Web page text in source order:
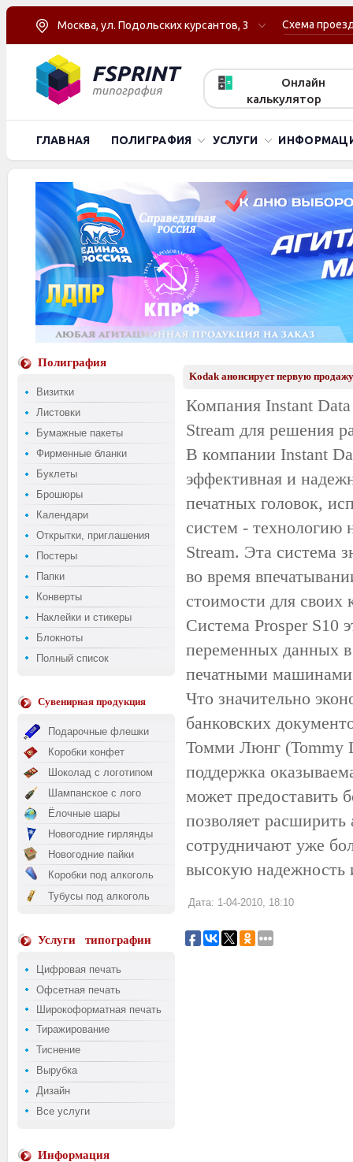
Москва, ул. Подольских курсантов, 3 Схема
Онлайн
калькулятор
ГЛАВНАЯ ПОЛИГРАФИЯ УСЛУГИ
Полиграфия
Визитки
Листовки
Бумажные пакеты
Фирменные бланки
Буклеты
Брошюры
Календари
Открытки, приглашения
Постеры
Папки
Конверты
Наклейки и стикеры
Блокноты
Полный список
Сувенирная продукция
Подарочные флешки
Коробки конфет
Шоколад с логотипом
Шампанское с лого
Ёлочные шары
Новогодние гирлянды
Новогодние пайки
Коробки под алкоголь
Тубусы под алкоголь
Услуги типографии
Цифровая печать
Офсетная печать
Широкоформатная печать
Тиражирование
Тиснение
Вырубка
Дизайн
Все услуги
Информация
Kodak анонсирует первую
Компания Instant
Stream для решения
В компании Instant
эффективная и
печатных головок,
систем - технологию
Stream. Эта система
во время
стоимости для своих
Система Prosper S10
переменных данных
печатными
Что значительно
банковских
Томми Люнг (Tommy
поддержка
может предоставить
позволяет
сотрудничают уже
высокую надежность
Дата: 1-04-2010, 18:10